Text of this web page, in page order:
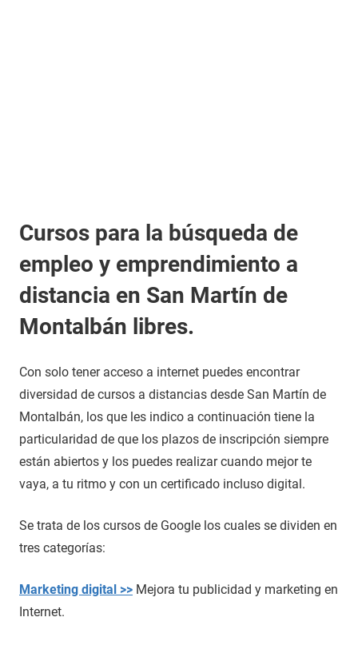
Cursos para la búsqueda de
empleo y emprendimiento a
distancia en San Martín de
Montalbán libres.
Con solo tener acceso a internet puedes encontrar
diversidad de cursos a distancias desde San Martín de
Montalbán, los que les indico a continuación tiene la
particularidad de que los plazos de inscripción siempre
están abiertos y los puedes realizar cuando mejor te
vaya, a tu ritmo y con un certificado incluso digital.
Se trata de los cursos de Google los cuales se dividen en
tres categorías:
Marketing digital >> Mejora tu publicidad y marketing en
Internet.